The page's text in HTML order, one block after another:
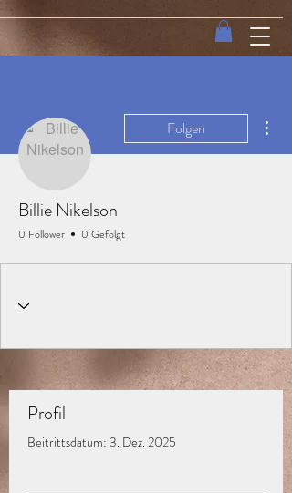
Folgen
Billie Nikelson
0 Follower 0 Gefolgt
Profil
Beitrittsdatum: 3. Dez. 2025